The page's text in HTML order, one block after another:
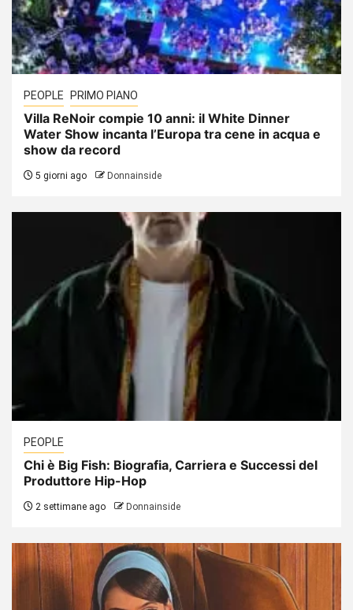
PEOPLE PRIMO PIANO
Villa ReNoir compie 10 anni: il White Dinner
Water Show incanta l’Europa tra cene in acqua e
show da record
5 giorni ago Donnainside
PEOPLE
Chi è Big Fish: Biografia, Carriera e Successi del
Produttore Hip-Hop
2 settimane ago Donnainside